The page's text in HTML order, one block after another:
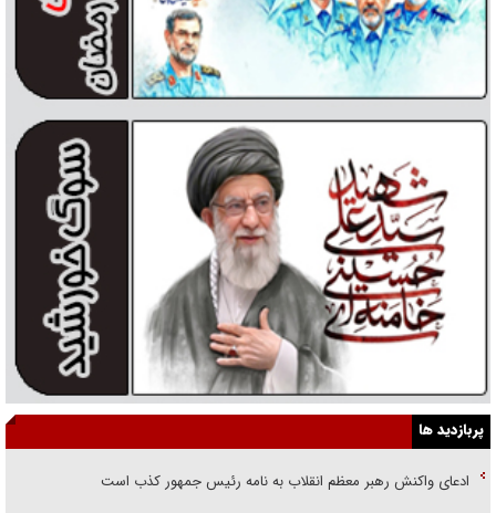
پربازدید ها
ادعای واکنش رهبر معظم انقلاب به نامه رئیس جمهور کذب است